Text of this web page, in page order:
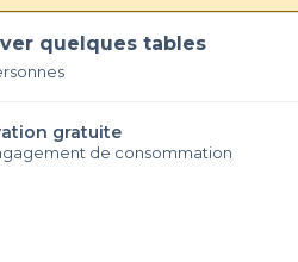
quelques tables
gratuite
de consommation